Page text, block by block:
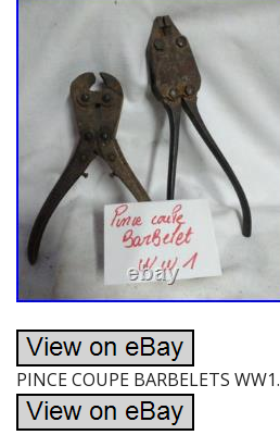
PINCE COUPE BARBELETS WW1.